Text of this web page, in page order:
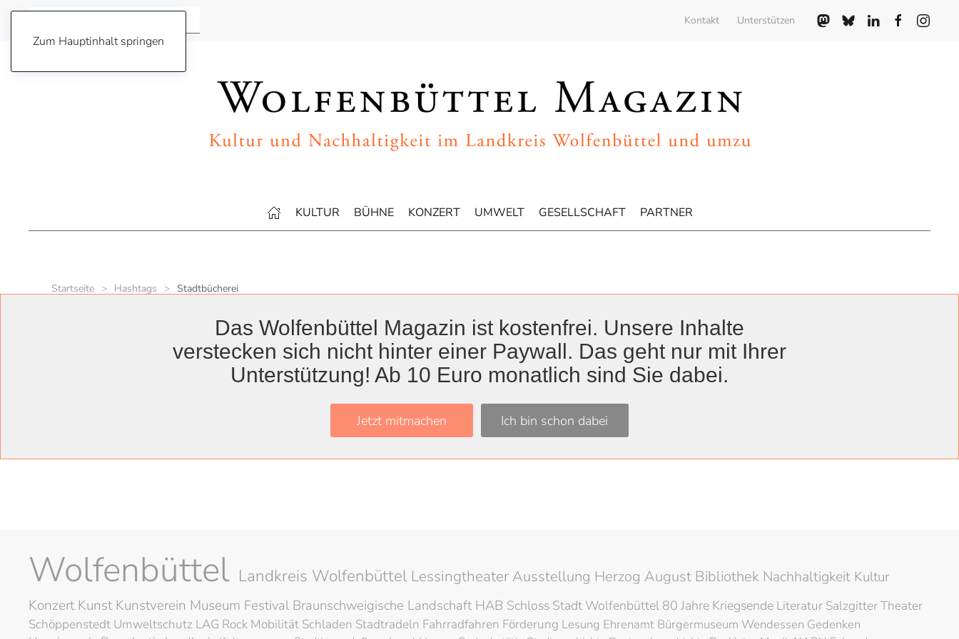
Zum Hauptinhalt springen
Kontakt Unterstützen
KULTUR BÜHNE KONZERT UMWELT GESELLSCHAFT PARTNER
Startseite Hashtags Stadtbücherei
Stadtbücherei
Am 24. März startet die 17. Kinder- und Jugendbuchwoche
Wolfenbüttel Landkreis Wolfenbüttel Lessingtheater Ausstellung Herzog August Bibliothek Nachhaltigkeit Kultur
KonzertKunstKunstverein Museum Festival Braunschweigische Landschaft HAB Schloss Stadt Wolfenbüttel 80 Jahre Kriegsende Literatur SalzgitterTheater
Schöppenstedt Umweltschutz LAG Rock Mobilität Schladen Stadtradeln Fahrradfahren Förderung Lesung Ehrenamt Bürgermuseum Wendessen Gedenken
Das Wolfenbüttel Magazin ist kostenfrei. Unsere Inhalte
verstecken sich nicht hinter einer Paywall. Das geht nur mit Ihrer
Unterstützung! Ab 10 Euro monatlich sind Sie dabei.
Jetzt mitmachen Ich bin schon dabei